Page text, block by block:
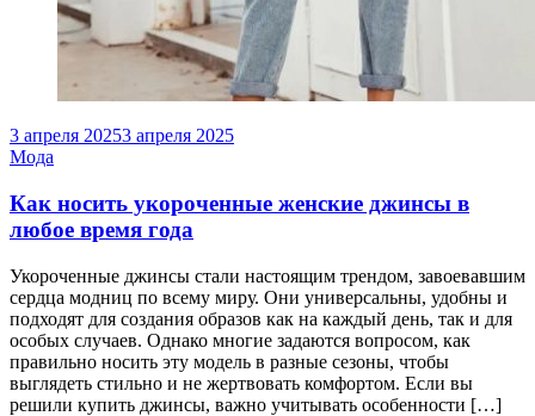
3 апреля 20253 апреля 2025
Мода
Как носить укороченные женские джинсы в
любое время года
Укороченные джинсы стали настоящим трендом, завоевавшим
сердца модниц по всему миру. Они универсальны, удобны и
подходят для создания образов как на каждый день, так и для
особых случаев. Однако многие задаются вопросом, как
правильно носить эту модель в разные сезоны, чтобы
выглядеть стильно и не жертвовать комфортом. Если вы
решили купить джинсы, важно учитывать особенности […]